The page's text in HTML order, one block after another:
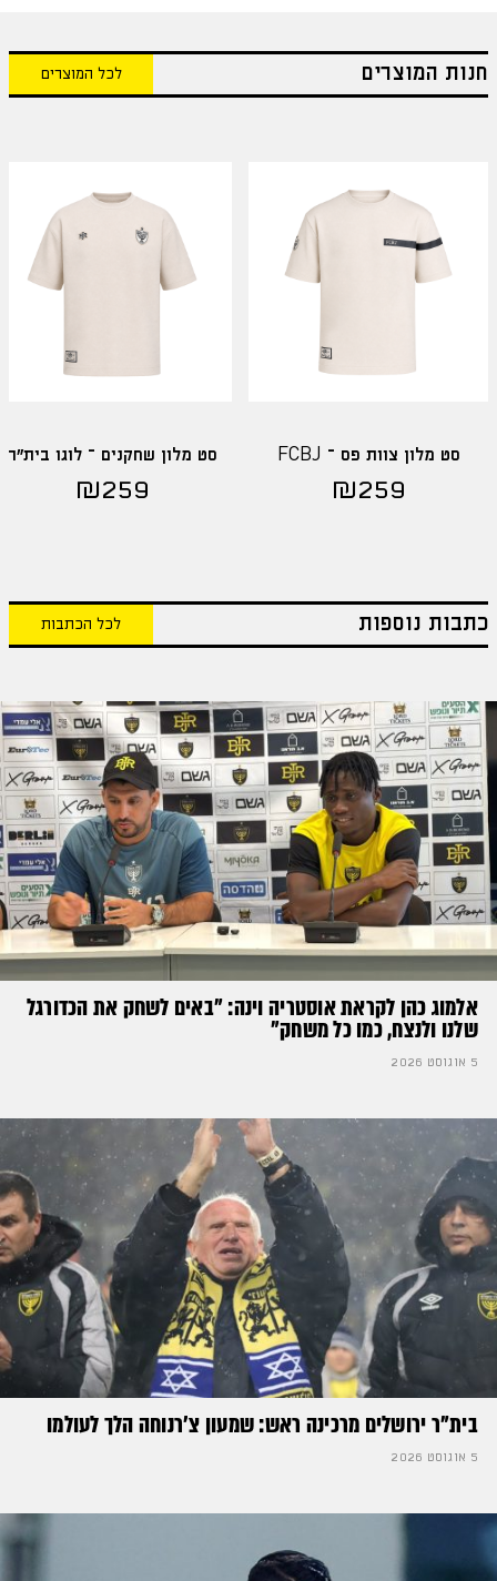
חנות המוצרים לכל המוצרים
סט מלון צוות פס – FCBJ
₪259
סט מלון שחקנים – לוגו בית"ר
₪259
כתבות נוספות לכל הכתבות
אלמוג כהן לקראת אוסטריה וינה: ״באים לשחק את הכדורגל
שלנו ולנצח, כמו כל משחק״
5 אוגוסט 2026
בית"ר ירושלים מרכינה ראש: שמעון צ'רנוחה הלך לעולמו
5 אוגוסט 2026